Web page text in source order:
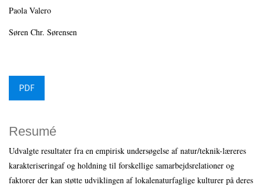
Paola Valero
Søren Chr. Sørensen
PDF
Resumé
Udvalgte resultater fra en empirisk undersøgelse af natur/teknik-læreres
karakteriseringaf og holdning til forskellige samarbejdsrelationer og
faktorer der kan støtte udviklingen af lokalenaturfaglige kulturer på deres